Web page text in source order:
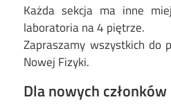
Każda sekcja ma inne
laboratoria na 4 piętrze.
Zapraszamy wszystkich do
Nowej Fizyki.
Dla nowych członków